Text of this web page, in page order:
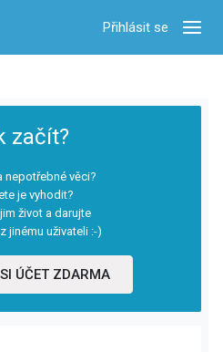
Přihlásit se
začít?
nepotřebné věci?
je vyhodit?
život a darujte
jinému uživateli :-)
ÚČET ZDARMA